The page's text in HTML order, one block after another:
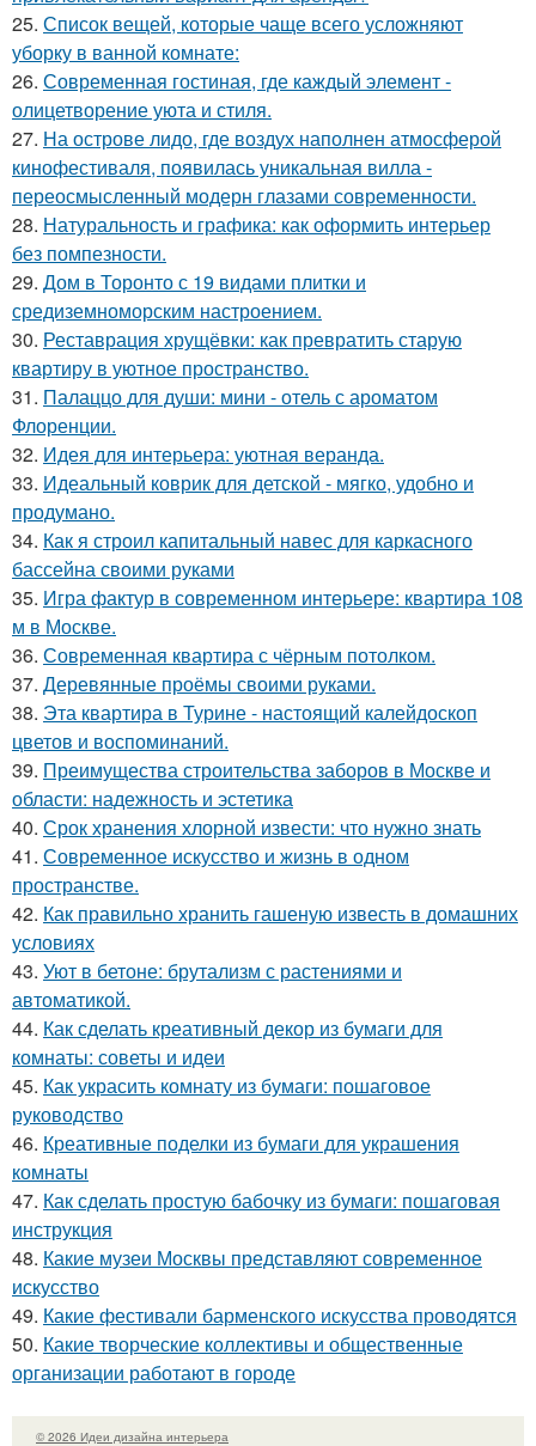
25. Список вещей, которые чаще всего усложняют
уборку в ванной комнате:
26. Современная гостиная, где каждый элемент -
олицетворение уюта и стиля.
27. На острове лидо, где воздух наполнен атмосферой
кинофестиваля, появилась уникальная вилла -
переосмысленный модерн глазами современности.
28. Натуральность и графика: как оформить интерьер
без помпезности.
29. Дом в Торонто с 19 видами плитки и
средиземноморским настроением.
30. Реставрация хрущёвки: как превратить старую
квартиру в уютное пространство.
31. Палаццо для души: мини - отель с ароматом
Флоренции.
32. Идея для интерьера: уютная веранда.
33. Идеальный коврик для детской - мягко, удобно и
продумано.
34. Как я строил капитальный навес для каркасного
бассейна своими руками
35. Игра фактур в современном интерьере: квартира 108
м в Москве.
36. Современная квартира с чёрным потолком.
37. Деревянные проёмы своими руками.
38. Эта квартира в Турине - настоящий калейдоскоп
цветов и воспоминаний.
39. Преимущества строительства заборов в Москве и
области: надежность и эстетика
40. Срок хранения хлорной извести: что нужно знать
41. Современное искусство и жизнь в одном
пространстве.
42. Как правильно хранить гашеную известь в домашних
условиях
43. Уют в бетоне: брутализм с растениями и
автоматикой.
44. Как сделать креативный декор из бумаги для
комнаты: советы и идеи
45. Как украсить комнату из бумаги: пошаговое
руководство
46. Креативные поделки из бумаги для украшения
комнаты
47. Как сделать простую бабочку из бумаги: пошаговая
инструкция
48. Какие музеи Москвы представляют современное
искусство
49. Какие фестивали барменского искусства проводятся
50. Какие творческие коллективы и общественные
организации работают в городе
© 2026 Идеи дизайна интерьера